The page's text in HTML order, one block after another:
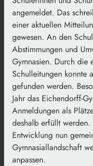
angemeldet. Das
einer aktuellen
gewesen. An den
Abstimmungen und
Gymnasien. Durch die
Schulleitungen konnte
gefunden werden.
Jahr das Eichendorff-
Anmeldungen als
deshalb erfüllt
Entwicklung nun
Gymnasiallandschaft
anpassen.